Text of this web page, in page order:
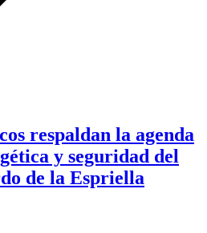
respaldan la agenda
y seguridad del
de la Espriella